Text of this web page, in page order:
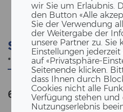
wir Sie um Erlaubnis.
den Button «Alle
Sie der Verwendung
der Weitergabe der
unsere Partner zu. Sie
Einstellungen
auf «Privatsphäre-
Seitenende klicken.
dass Ihnen durch
Cookies nicht alle
Verfügung stehen und
Nutzungserlebnis
Suche
612 Anzahl der